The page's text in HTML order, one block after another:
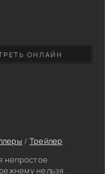
/ Трейлер
непростое
нельзя
ОНЛАЙН